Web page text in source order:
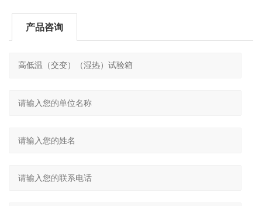
产品咨询